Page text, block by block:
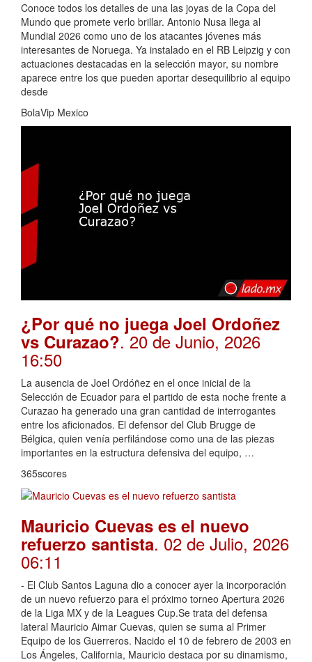
Conoce todos los detalles de una las joyas de la Copa del
Mundo que promete verlo brillar. Antonio Nusa llega al
Mundial 2026 como uno de los atacantes jóvenes más
interesantes de Noruega. Ya instalado en el RB Leipzig y con
actuaciones destacadas en la selección mayor, su nombre
aparece entre los que pueden aportar desequilibrio al equipo
desde
BolaVip Mexico
¿Por qué no juega Joel Ordoñez
vs Curazao?. 20 de Junio, 2026
16:50
La ausencia de Joel Ordóñez en el once inicial de la
Selección de Ecuador para el partido de esta noche frente a
Curazao ha generado una gran cantidad de interrogantes
entre los aficionados. El defensor del Club Brugge de
Bélgica, quien venía perfilándose como una de las piezas
importantes en la estructura defensiva del equipo, …
365scores
Mauricio Cuevas es el nuevo
refuerzo santista. 02 de Julio, 2026
06:11
- El Club Santos Laguna dio a conocer ayer la incorporación
de un nuevo refuerzo para el próximo torneo Apertura 2026
de la Liga MX y de la Leagues Cup.Se trata del defensa
lateral Mauricio Aimar Cuevas, quien se suma al Primer
Equipo de los Guerreros. Nacido el 10 de febrero de 2003 en
Los Ángeles, California, Mauricio destaca por su dinamismo,